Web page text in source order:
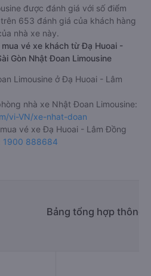
được đánh giá với số điểm
653 đánh giá của khách hàng
nhà xe này.
vé xe khách từ Đạ Huoai -
Gòn Nhật Đoan Limousine
Limousine ở Đạ Huoai - Lâm
nhà xe Nhật Đoan Limousine:
vi-VN/xe-nhat-doan
vé xe Đạ Huoai - Lâm Đồng
1900 888684
Bảng tổng hợp thông